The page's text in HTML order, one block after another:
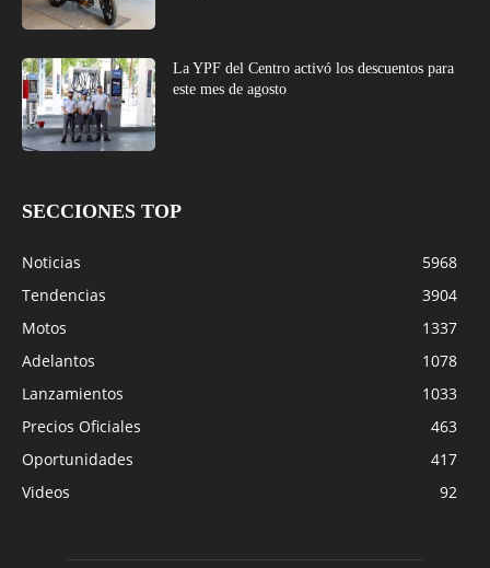
La YPF del Centro activó los descuentos para
este mes de agosto
SECCIONES TOP
Noticias
5968
Tendencias
3904
Motos
1337
Adelantos
1078
Lanzamientos
1033
Precios Oficiales
463
Oportunidades
417
Videos
92